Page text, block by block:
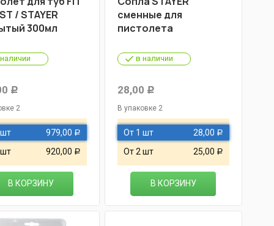
/ STAYER
300мл
Р
2
979,00 Р
920,00 Р
В КОРЗИНУ
сменные для
пистолета
в наличии
28,00 Р
В упаковке 2
От 1 шт 28,00 Р
От 2 шт 25,00 Р
В КОРЗИНУ